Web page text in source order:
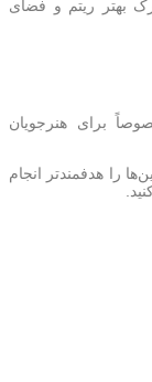
بهتر ریتم و فضای
برای هنرجویان
را هدفمندتر انجام